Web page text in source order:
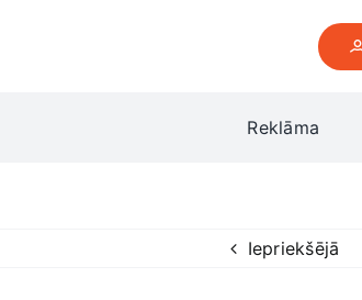
Reklāma
Iepriekšējā